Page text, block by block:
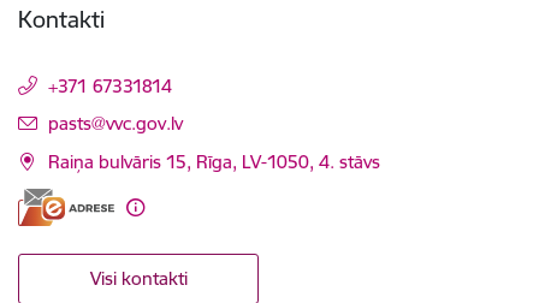
Kontakti
+371 67331814
E-pasts:
pasts@vvc.gov.lv
Raiņa bulvāris 15, Rīga, LV-1050, 4. stāvs
Visi kontakti